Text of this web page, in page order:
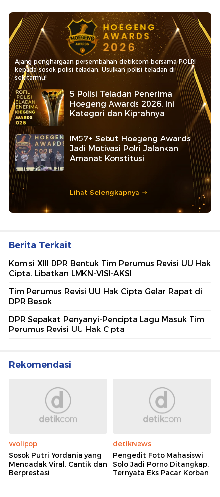
Ajang penghargaan persembahan detikcom bersama POLRI
kepada sosok polisi teladan. Usulkan polisi teladan di
sekitarmu!
5 Polisi Teladan Penerima
Hoegeng Awards 2026, Ini
Kategori dan Kiprahnya
IM57+ Sebut Hoegeng Awards
Jadi Motivasi Polri Jalankan
Amanat Konstitusi
Lihat Selengkapnya
Berita Terkait
Komisi XIII DPR Bentuk Tim Perumus Revisi UU Hak
Cipta, Libatkan LMKN-VISI-AKSI
Tim Perumus Revisi UU Hak Cipta Gelar Rapat di
DPR Besok
DPR Sepakat Penyanyi-Pencipta Lagu Masuk Tim
Perumus Revisi UU Hak Cipta
Rekomendasi
Wolipop
Sosok Putri Yordania yang
Mendadak Viral, Cantik dan
Berprestasi
detikNews
Pengedit Foto Mahasiswi
Solo Jadi Porno Ditangkap,
Ternyata Eks Pacar Korban